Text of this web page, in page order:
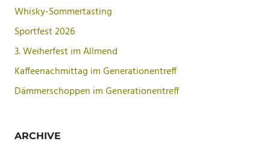
Whisky-Sommertasting
Sportfest 2026
3. Weiherfest im Allmend
Kaffeenachmittag im Generationentreff
Dämmerschoppen im Generationentreff
ARCHIVE